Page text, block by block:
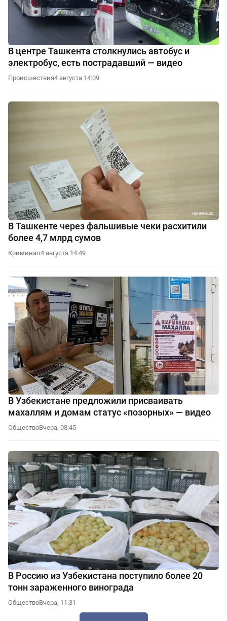
В центре Ташкента столкнулись автобус и
электробус, есть пострадавший — видео
Происшествия4 августа 14:09
В Ташкенте через фальшивые чеки расхитили
более 4,7 млрд сумов
Криминал4 августа 14:49
В Узбекистане предложили присваивать
махаллям и домам статус «позорных» — видео
ОбществоВчера, 08:45
В Россию из Узбекистана поступило более 20
тонн зараженного винограда
ОбществоВчера, 11:31